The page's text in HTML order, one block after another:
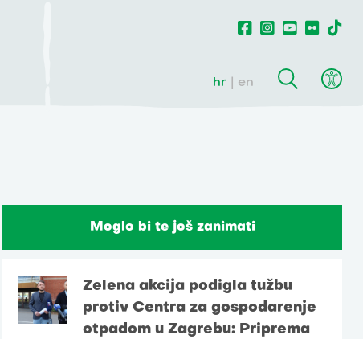
hr en
Moglo bi te još zanimati
Zelena akcija podigla tužbu
protiv Centra za gospodarenje
otpadom u Zagrebu: Priprema